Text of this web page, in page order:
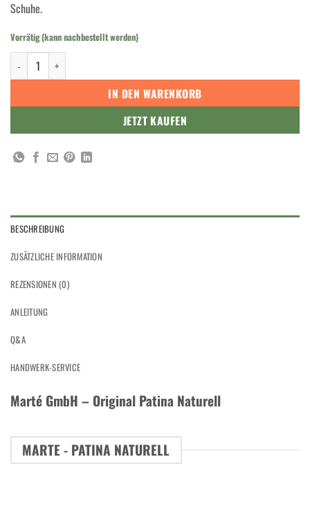
Schuhe.
Vorrätig (kann nachbestellt werden)
Patina Naturell LEDERMILCH 200 ml Menge
IN DEN WARENKORB
JETZT KAUFEN
BESCHREIBUNG
ZUSÄTZLICHE INFORMATION
REZENSIONEN (0)
ANLEITUNG
Q&A
HANDWERK-SERVICE
Marté GmbH – Original Patina Naturell
MARTE - PATINA NATURELL